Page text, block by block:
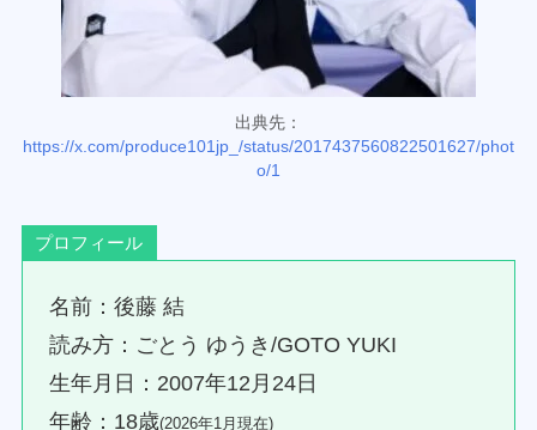
出典先：
https://x.com/produce101jp_/status/2017437560822501627/phot
o/1
プロフィール
名前：後藤 結
読み方：ごとう ゆうき/GOTO YUKI
生年月日：2007年12月24日
年齢：18歳(2026年1月現在)